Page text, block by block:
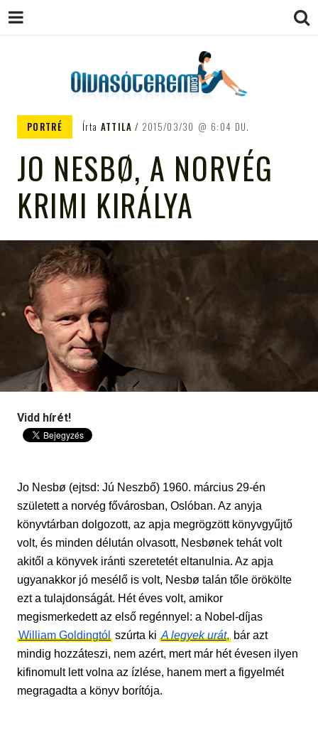
OLVASÓTEREM.COM – AZ
EGÉSZSÉGES OLVASÁS
TÁMOGATÓJA
PORTRÉ Írta ATTILA 2015/03/30 6:04 DU.
JO NESBØ, A NORVÉG
KRIMI KIRÁLYA
Vidd hírét!
Jo Nesbø (ejtsd: Jú Neszbő) 1960. március 29-én
született a norvég fővárosban, Oslóban. Az anyja
könyvtárban dolgozott, az apja megrögzött könyvgyűjtő
volt, és minden délután olvasott, Nesbønek tehát volt
akitől a könyvek iránti szeretetét eltanulnia. Az apja
ugyanakkor jó mesélő is volt, Nesbø talán tőle örökölte
ezt a tulajdonságát. Hét éves volt, amikor
megismerkedett az első regénnyel: a Nobel-díjas
William Goldingtól szúrta ki A legyek urát, bár azt
mindig hozzáteszi, nem azért, mert már hét évesen ilyen
kifinomult lett volna az ízlése, hanem mert a figyelmét
megragadta a könyv borítója.